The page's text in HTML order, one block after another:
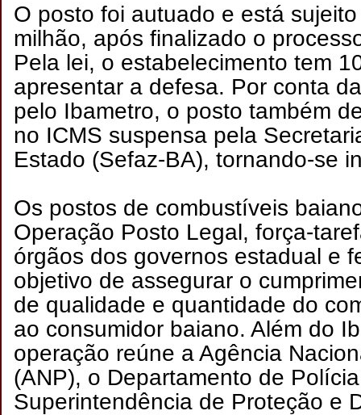
O posto foi autuado e está
milhão, após finalizado o
Pela lei, o estabelecimento tem
apresentar a defesa. Por conta
pelo Ibametro, o posto também
no ICMS suspensa pela
Estado (Sefaz-BA), tornando-se
Os postos de combustíveis
Operação Posto Legal, força-
órgãos dos governos estadual e
objetivo de assegurar o
de qualidade e quantidade do
ao consumidor baiano. Além do
operação reúne a Agência
(ANP), o Departamento de
Superintendência de Proteção e